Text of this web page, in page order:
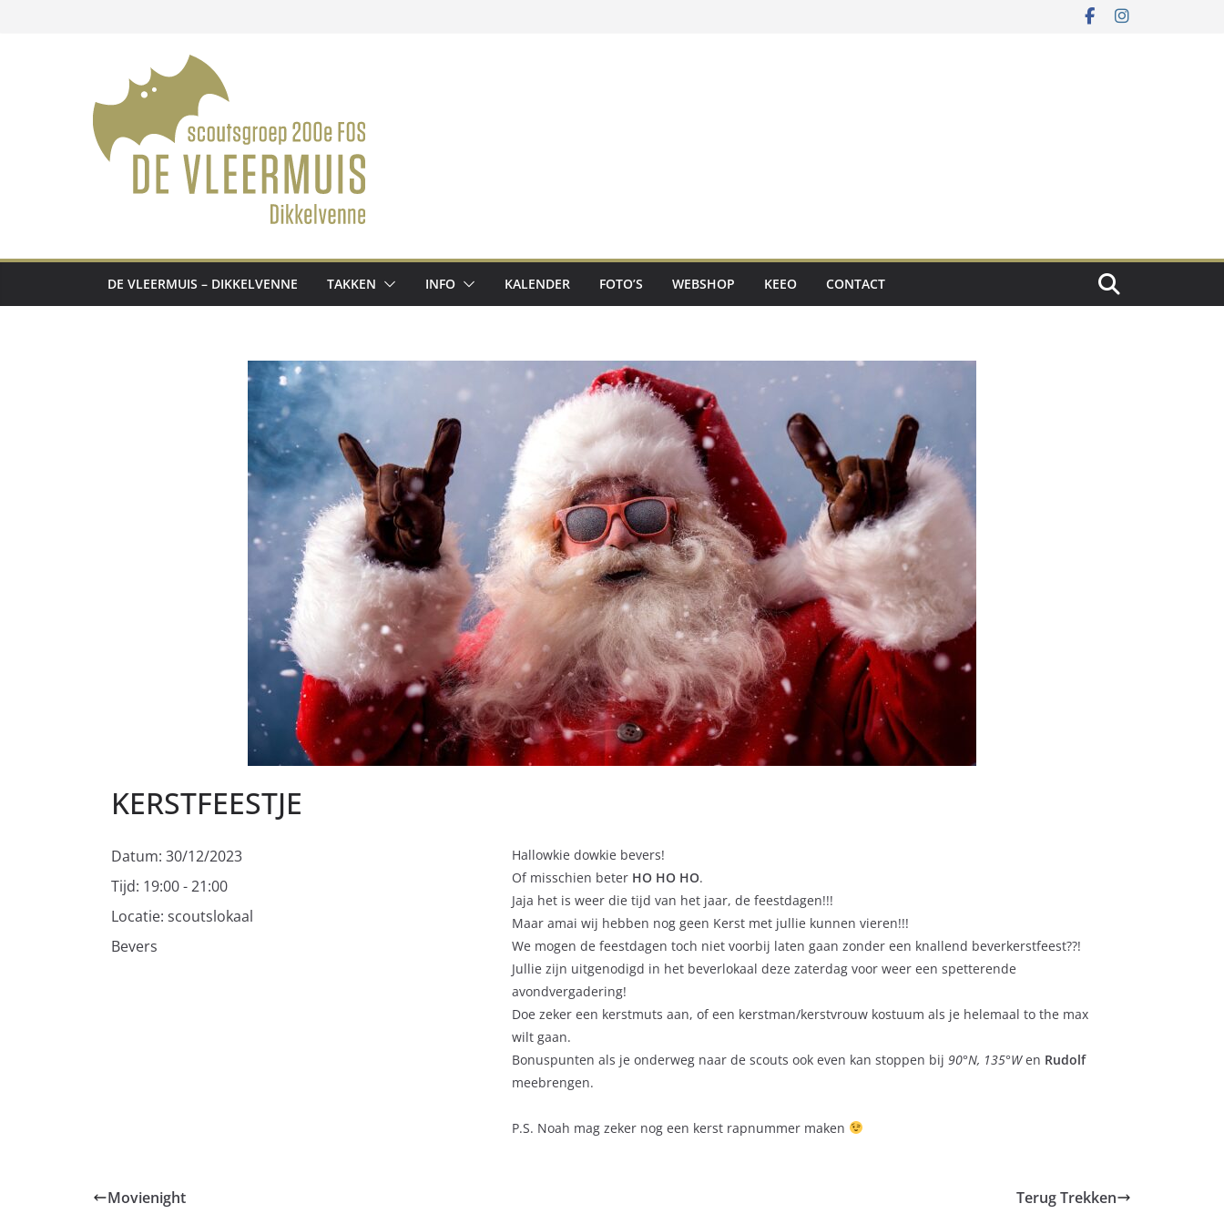
DE VLEERMUIS – DIKKELVENNE TAKKEN INFO KALENDER FOTO’S WEBSHOP KEEO CONTACT
KERSTFEESTJE
Datum: 30/12/2023
Tijd: 19:00 - 21:00
Locatie: scoutslokaal
Bevers
Hallowkie dowkie bevers!
Of misschien beter HO HO HO.
Jaja het is weer die tijd van het jaar, de feestdagen!!!
Maar amai wij hebben nog geen Kerst met jullie kunnen vieren!!!
We mogen de feestdagen toch niet voorbij laten gaan zonder een knallend beverkerstfeest??!
Jullie zijn uitgenodigd in het beverlokaal deze zaterdag voor weer een spetterende
avondvergadering!
Doe zeker een kerstmuts aan, of een kerstman/kerstvrouw kostuum als je helemaal to the max
wilt gaan.
Bonuspunten als je onderweg naar de scouts ook even kan stoppen bij 90°N, 135°Wen Rudolf
meebrengen.
P.S. Noah mag zeker nog een kerst rapnummer maken
Movienight Terug Trekken